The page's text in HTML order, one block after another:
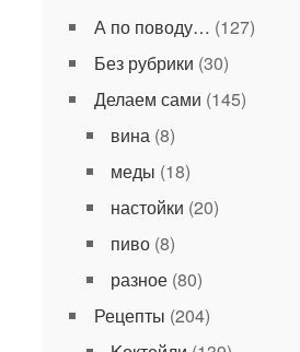
А по поводу… (127)
Без рубрики (30)
Делаем сами (145)
вина(8)
меды (18)
настойки (20)
пиво(8)
разное(80)
Рецепты (204)